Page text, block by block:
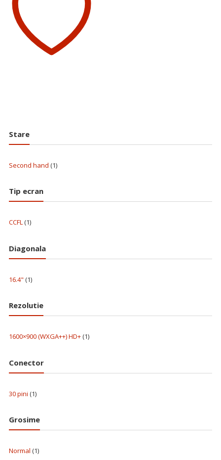
Stare
Second hand (1)
Tip ecran
CCFL(1)
Diagonala
16.4" (1)
Rezolutie
1600×900 (WXGA++) HD+(1)
Conector
30 pini (1)
Grosime
Normal (1)